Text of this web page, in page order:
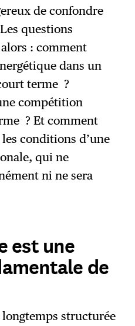
de confondre
questions
: comment
dans un
terme ?
compétition
? Et comment
conditions d’une
qui ne
ni ne sera
est une
de
longtemps structurée